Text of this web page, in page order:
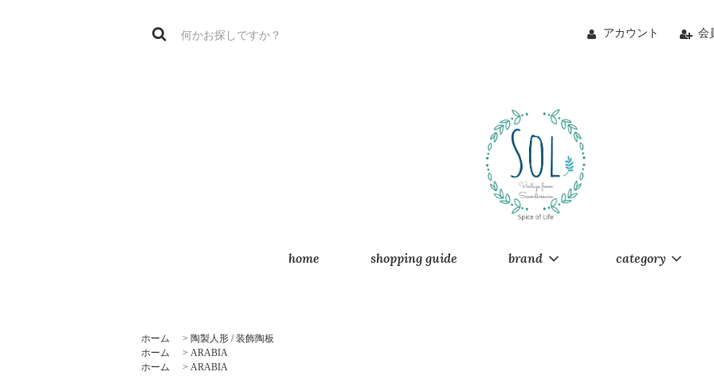
アカウント 会
home shopping guide brand category
ホーム > 陶製人形 / 装飾陶板
ホーム
> ARABIA
ホーム
> ARABIA